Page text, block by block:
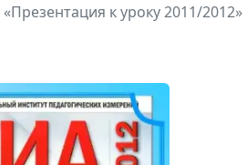
«Презентация к уроку 2011/2012»